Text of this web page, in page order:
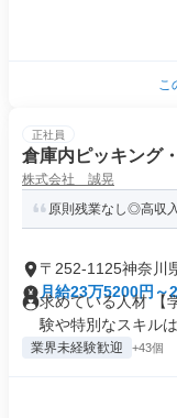
こ
正社員
倉庫内ピッキング
株式会社 誠晃
原則残業なし◎高収
〒252-1125神奈川
月給23万5200円～
求めている人材 【
験や特別なスキル
業界未経験歓迎 +43個